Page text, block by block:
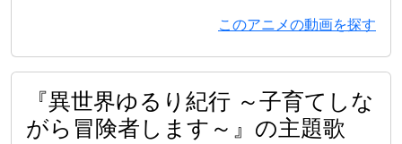
このアニメの動画を探す
『異世界ゆるり紀行 ～子育てしな
がら冒険者します～』の主題歌